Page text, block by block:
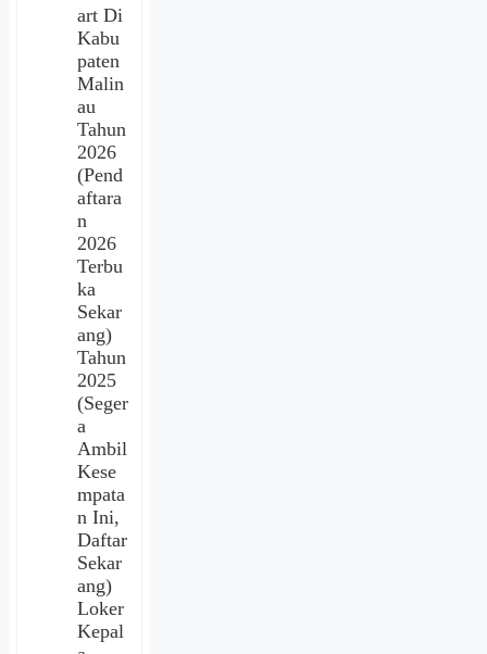
art Di
Kabu
paten
Malin
au
Tahun
2026
(Pend
aftara
n
2026
Terbu
ka
Sekar
ang)
Tahun
2025
(Seger
a
Ambil
Kese
mpata
n Ini,
Daftar
Sekar
ang)
Loker
Kepal